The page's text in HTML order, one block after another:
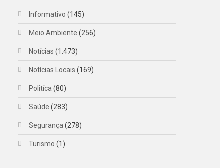
Informativo (145)
Meio Ambiente (256)
Notícias (1.473)
Notícias Locais (169)
Politíca (80)
Saúde (283)
Segurança (278)
Turismo (1)